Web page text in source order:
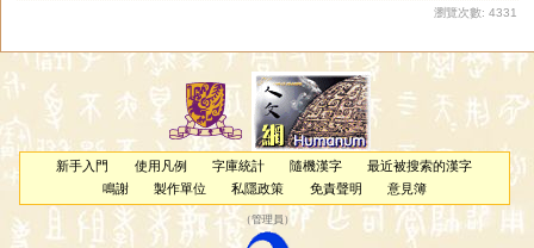
瀏覽次數: 4331
新手入門 使用凡例 字庫統計 隨機漢字
最近被搜索的漢字
鳴謝
製作單位 私隱政策 免責聲明 意見簿
（管理員 ）